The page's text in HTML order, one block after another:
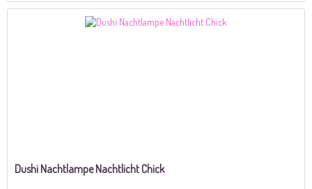
Dushi Nachtlampe Nachtlicht Chick